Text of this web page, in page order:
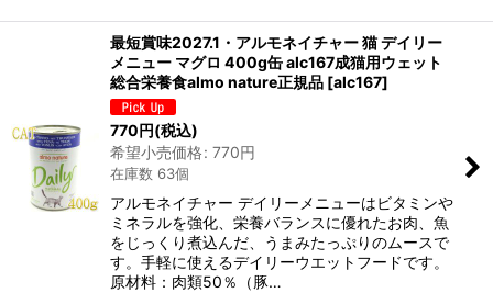
最短賞味2027.1・アルモネイチャー 猫 デイリー
メニュー マグロ 400g缶 alc167成猫用ウェット
総合栄養食almo nature正規品 [alc167]
770円(税込)
希望小売価格: 770円
在庫数 63個
アルモネイチャー デイリーメニューはビタミンや
ミネラルを強化、栄養バランスに優れたお肉、魚
をじっくり煮込んだ、うまみたっぷりのムースで
す。手軽に使えるデイリーウエットフードです。
原材料：肉類50％（豚…